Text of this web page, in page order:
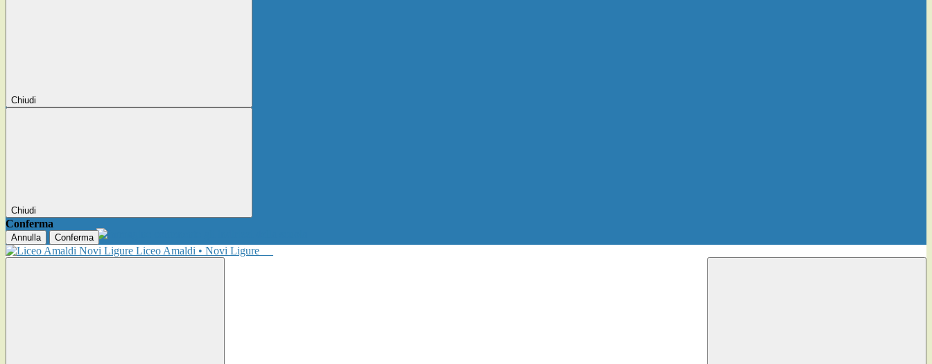
Chiudi
Chiudi
Conferma
Annulla Conferma
Liceo Amaldi • Novi Ligure